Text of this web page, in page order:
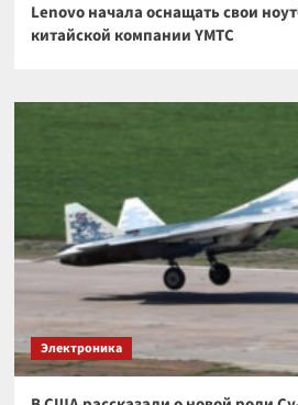
Lenovo начала оснащать свои
китайской компании YMTC
Электроника